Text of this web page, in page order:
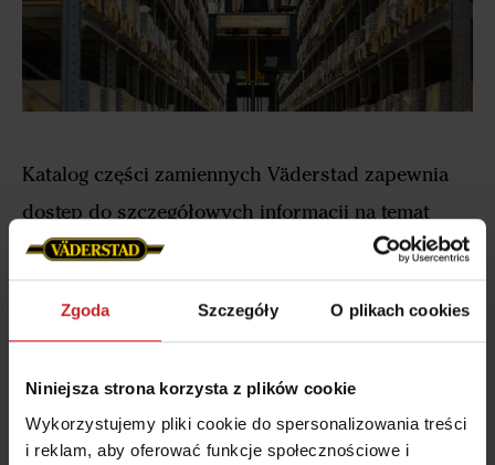
Zgoda Szczegóły O plikach cookies
Niniejsza strona korzysta z plików cookie
Wykorzystujemy pliki cookie do spersonalizowania treści
i reklam, aby oferować funkcje społecznościowe i
Katalog części zamiennych Väderstad zapewnia
dostęp do szczegółowych informacji na temat
oryginalnych części, które zapewniają, że Twoja
maszyna Väderstad będzie pracować na
najwyższym poziomie.